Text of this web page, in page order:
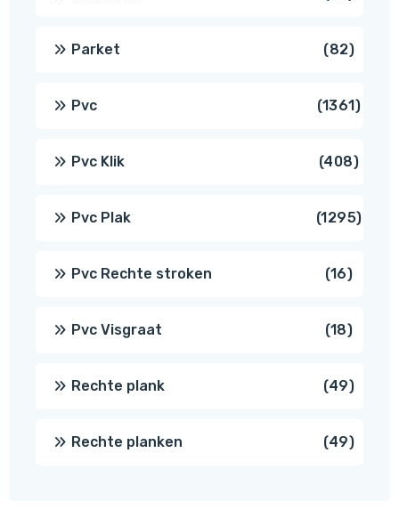
Parket 8282
Pvc 13611361
Pvc Klik 408408
Pvc Plak 12951295
Pvc Rechte stroken 1616
Pvc Visgraat 1818
Rechte plank 4949
Rechte planken 4949